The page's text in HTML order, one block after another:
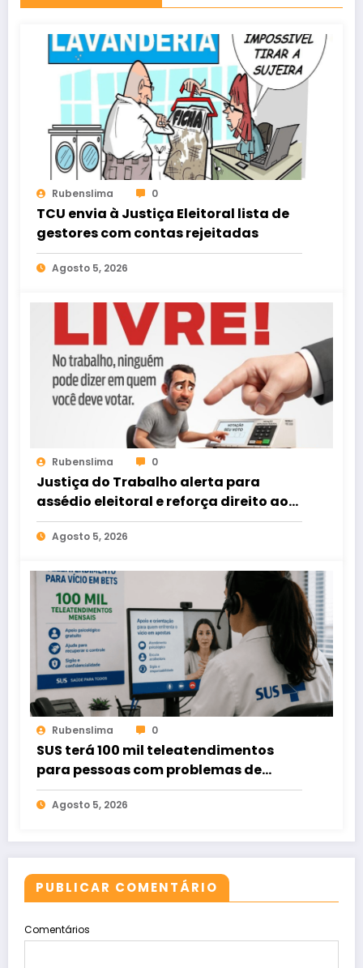
Rubenslima 0
TCU envia à Justiça Eleitoral lista de
gestores com contas rejeitadas
Agosto 5, 2026
Rubenslima 0
Justiça do Trabalho alerta para
assédio eleitoral e reforça direito ao
voto livre nas relações de trabalho
Agosto 5, 2026
Rubenslima 0
SUS terá 100 mil teleatendimentos
para pessoas com problemas de
apostas em bets
Agosto 5, 2026
PUBLICAR COMENTÁRIO
Comentários